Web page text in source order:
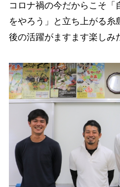
コロナ禍の今だからこそ「
をやろう」と立ち上がる糸
後の活躍がますます楽しみ